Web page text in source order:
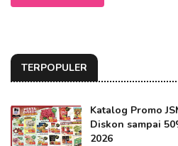
TERPOPULER
Katalog Promo
Diskon sampai
2026